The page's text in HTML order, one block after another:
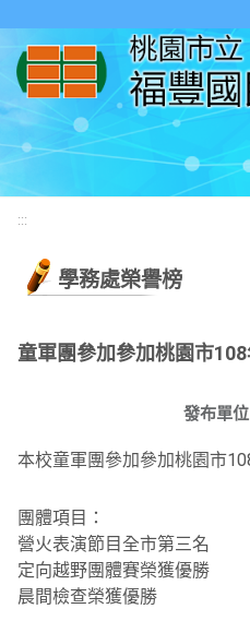
:::
學務處榮譽榜
童軍團參加參加桃園市
發布單位
本校童軍團參加參加桃園市
團體項目：
營火表演節目全市第三名
定向越野團體賽榮獲優勝
晨間檢查榮獲優勝